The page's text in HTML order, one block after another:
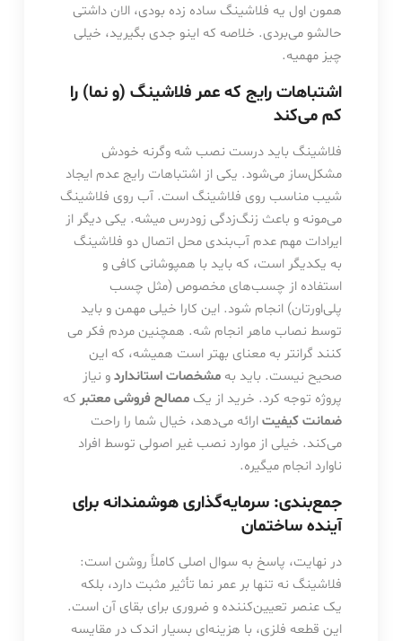
همون اول یه فلاشینگ ساده زده بودی، الان داشتی
حالشو می‌بردی. خلاصه که اینو جدی بگیرید، خیلی
چیز مهمیه.
اشتباهات رایج که عمر فلاشینگ (و نما) را
کم می‌کند
فلاشینگ باید درست نصب شه وگرنه خودش
مشکل‌ساز می‌شود. یکی از اشتباهات رایج عدم ایجاد
شیب مناسب روی فلاشینگ است. آب روی فلاشینگ
می‌مونه و باعث زنگ‌زدگی زودرس میشه. یکی دیگر از
ایرادات مهم عدم آب‌بندی محل اتصال دو فلاشینگ
به یکدیگر است، که باید با همپوشانی کافی و
استفاده از چسب‌های مخصوص (مثل چسب
پلی‌اورتان) انجام شود. این کارا خیلی مهمن و باید
توسط نصاب ماهر انجام شه. همچنین مردم فکر می
کنند گرانتر به معنای بهتر است همیشه، که این
صحیح نیست. باید به مشخصات استانداردو نیاز
پروژه توجه کرد. خرید از یک مصالح فروشی معتبرکه
ضمانت کیفیتارائه می‌دهد، خیال شما را راحت
می‌کند. خیلی از موارد نصب غیر اصولی توسط افراد
ناوارد انجام میگیره.
جمع‌بندی: سرمایه‌گذاری هوشمندانه برای
آینده ساختمان
در نهایت، پاسخ به سوال اصلی کاملاً روشن است:
فلاشینگ نه تنها بر عمر نما تأثیر مثبت دارد، بلکه
یک عنصر تعیین‌کننده و ضروری برای بقای آن است.
این قطعه فلزی، با هزینه‌ای بسیار اندک در مقایسه